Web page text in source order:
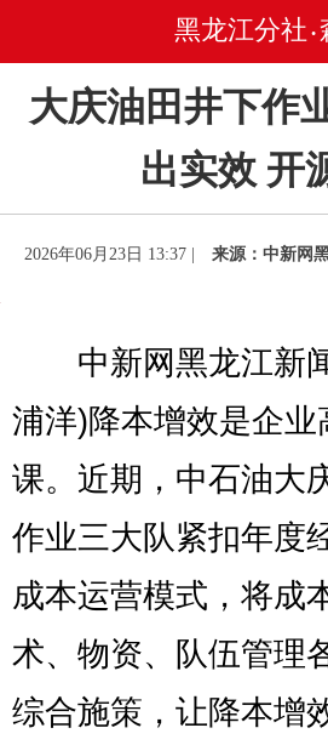
黑龙江分社 •
大庆油田井下作
出实效 开
2026年06月23日 13:37 | 来源：中新网
中新网黑龙江新
浦洋)降本增效是企
课。近期，中石油大
作业三大队紧扣年度
成本运营模式，将成
术、物资、队伍管理
综合施策，让降本增